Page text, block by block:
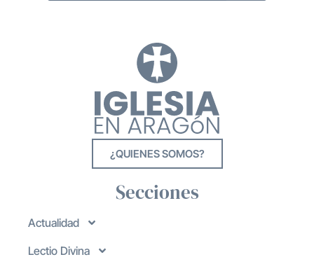
¿QUIENES SOMOS?
Secciones
Actualidad
Lectio Divina